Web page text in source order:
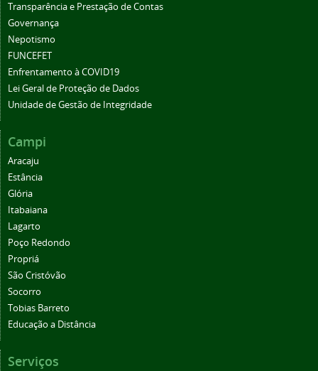
Transparência e Prestação de Contas
Governança
Nepotismo
FUNCEFET
Enfrentamento à COVID19
Lei Geral de Proteção de Dados
Unidade de Gestão de Integridade
Campi
Aracaju
Estância
Glória
Itabaiana
Lagarto
Poço Redondo
Propriá
São Cristóvão
Socorro
Tobias Barreto
Educação a Distância
Serviços